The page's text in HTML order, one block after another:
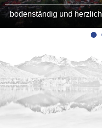
bodenständig und herzlich